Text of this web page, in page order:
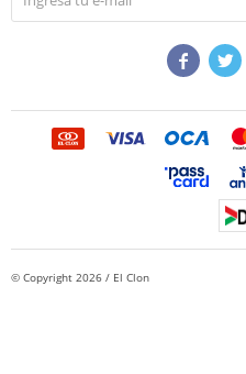
 
© Copyright 2026 / El Clon